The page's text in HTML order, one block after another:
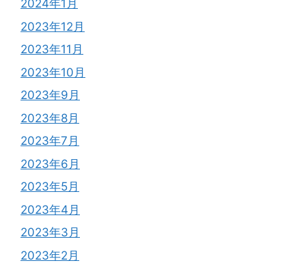
2024年1月
2023年12月
2023年11月
2023年10月
2023年9月
2023年8月
2023年7月
2023年6月
2023年5月
2023年4月
2023年3月
2023年2月